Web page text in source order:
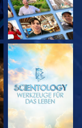
SERIE
ENTDECKEN